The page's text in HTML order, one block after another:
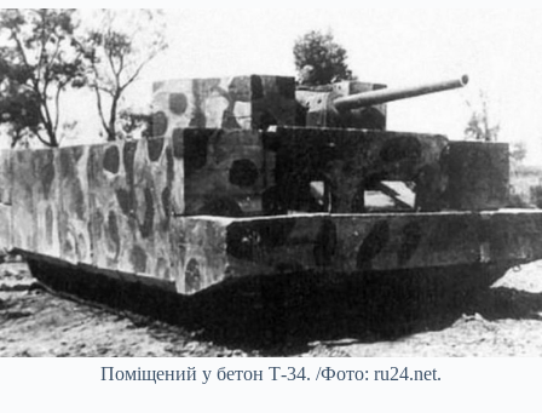
Поміщений у бетон Т-34. /Фото: ru24.net.